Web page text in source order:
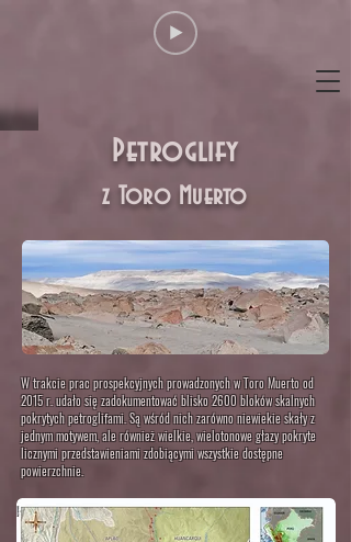
Petroglify
z Toro Muerto
W trakcie prac prospekcyjnych prowadzonych w Toro Muerto od
2015 r. udało się zadokumentować blisko 2600 bloków skalnych
pokrytych petroglifami. Są wśród nich zarówno niewiekie skały z
jednym motywem, ale również wielkie, wielotonowe głazy pokryte
licznymi przedstawieniami zdobiącymi wszystkie dostępne
powierzchnie.